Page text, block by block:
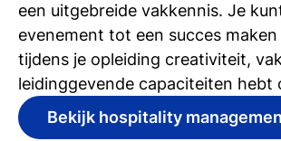
een uitgebreide vakkennis. Je
evenement tot een succes
tijdens je opleiding creativiteit,
leidinggevende capaciteiten hebt